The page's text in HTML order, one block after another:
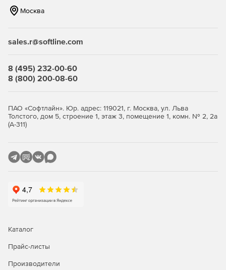
Москва
sales.r@softline.com
8 (495) 232-00-60
8 (800) 200-08-60
ПАО «Софтлайн». Юр. адрес: 119021, г. Москва, ул. Льва
Толстого, дом 5, строение 1, этаж 3, помещение 1, комн. № 2, 2а
(А-311)
Каталог
Прайс-листы
Производители